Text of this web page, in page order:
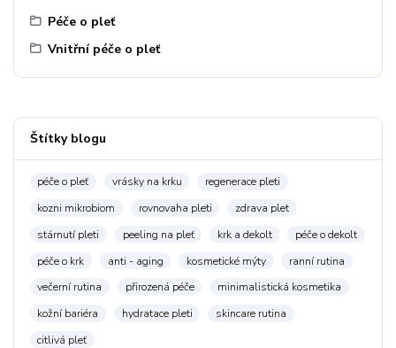
Péče o pleť
Vnitřní péče o pleť
Štítky blogu
péče o pleť vrásky na krku
regenerace pleti
kozni mikrobiom
rovnovaha pleti
zdrava plet
stárnutí pleti
peeling na pleť krk a dekolt
péče o dekolt
péče o krk
anti - aging kosmetické mýty
ranní rutina
večerní rutina
přirozená péče
minimalistická kosmetika
kožní bariéra
hydratace pleti
skincare rutina
citlivá pleť